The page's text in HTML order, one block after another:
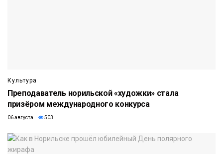
Культура
Преподаватель норильской «художки» стала
призёром международного конкурса
06 августа 503